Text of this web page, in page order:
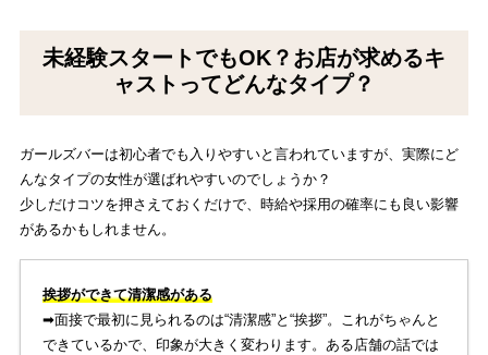
未経験スタートでもOK？お店が求めるキ
ャストってどんなタイプ？
ガールズバーは初心者でも入りやすいと言われていますが、実際にど
んなタイプの女性が選ばれやすいのでしょうか？
少しだけコツを押さえておくだけで、時給や採用の確率にも良い影響
があるかもしれません。
挨拶ができて清潔感がある
➡︎面接で最初に見られるのは“清潔感”と“挨拶”。これがちゃんと
できているかで、印象が大きく変わります。ある店舗の話では